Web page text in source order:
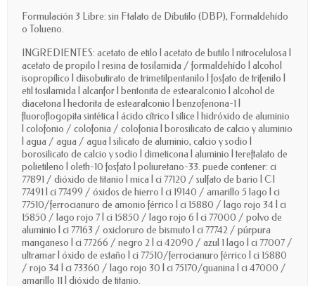
Formulación 3 Libre: sin Ftalato de Dibutilo (DBP), Formaldehído
o Tolueno.
INGREDIENTES: acetato de etilo | acetato de butilo | nitrocelulosa |
acetato de propilo | resina de tosilamida / formaldehído | alcohol
isopropílico | diisobutirato de trimetilpentanilo | fosfato de trifenilo |
etil tosilamida | alcanfor | bentonita de estearalconio | alcohol de
diacetona | hectorita de estearalconio | benzofenona-1 |
fluoroflogopita sintética | ácido cítrico | sílice | hidróxido de aluminio
| colofonio / colofonia / colofonia | borosilicato de calcio y aluminio
| agua / agua / agua | silicato de aluminio, calcio y sodio |
borosilicato de calcio y sodio | dimeticona | aluminio | tereftalato de
polietileno | oleth-10 fosfato | poliuretano-33. puede contener: ci
77891 / dióxido de titanio | mica | ci 77120 / sulfato de bario | CI
77491 | ci 77499 / óxidos de hierro | ci 19140 / amarillo 5 lago | ci
77510/ferrocianuro de amonio férrico | ci 15880 / lago rojo 34 | ci
15850 / lago rojo 7 | ci 15850 / lago rojo 6 | ci 77000 / polvo de
aluminio | ci 77163 / oxicloruro de bismuto | ci 77742 / púrpura
manganeso | ci 77266 / negro 2 | ci 42090 / azul 1 lago | ci 77007 /
ultramar | óxido de estaño | ci 77510/ferrocianuro férrico | ci 15880
/ rojo 34 | ci 73360 / lago rojo 30 | ci 75170/guanina | ci 47000 /
amarillo 11 | dióxido de titanio.